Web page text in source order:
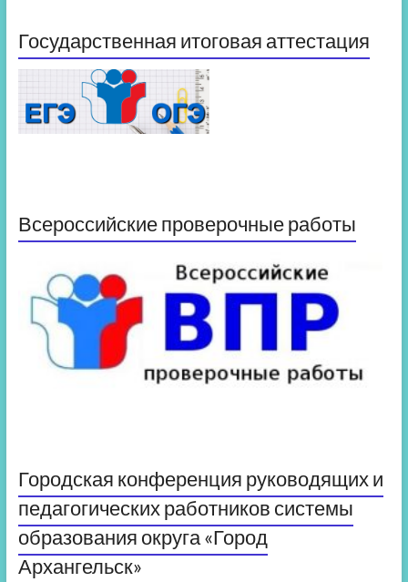
Государственная итоговая аттестация
Всероссийские проверочные работы
Городская конференция руководящих и
педагогических работников системы
образования округа «Город
Архангельск»